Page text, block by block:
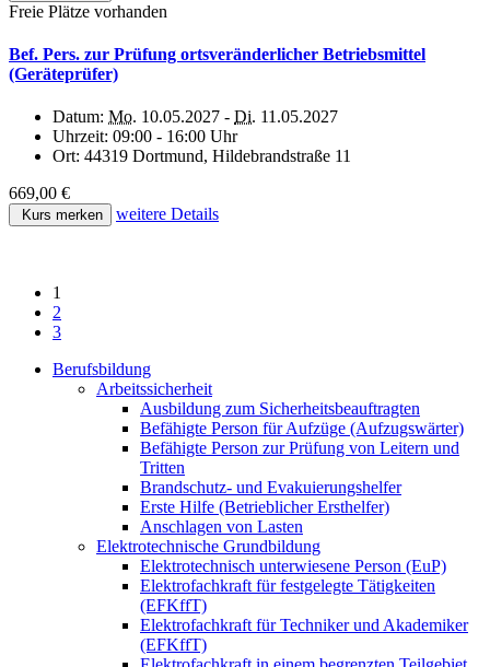
Freie Plätze vorhanden
Bef. Pers. zur Prüfung ortsveränderlicher Betriebsmittel
(Geräteprüfer)
Datum: Mo. 10.05.2027 - Di. 11.05.2027
Uhrzeit: 09:00 - 16:00 Uhr
Ort: 44319 Dortmund, Hildebrandstraße 11
669,00 €
Kurs merken weitere Details
1
2
3
Berufsbildung
Arbeitssicherheit
Ausbildung zum Sicherheitsbeauftragten
Befähigte Person für Aufzüge (Aufzugswärter)
Befähigte Person zur Prüfung von Leitern und
Tritten
Brandschutz- und Evakuierungshelfer
Erste Hilfe (Betrieblicher Ersthelfer)
Anschlagen von Lasten
Elektrotechnische Grundbildung
Elektrotechnisch unterwiesene Person (EuP)
Elektrofachkraft für festgelegte Tätigkeiten
(EFKffT)
Elektrofachkraft für Techniker und Akademiker
(EFKffT)